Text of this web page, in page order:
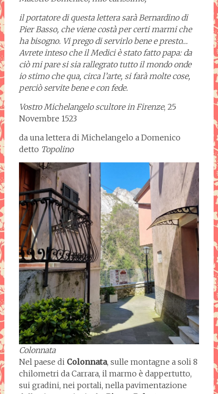
il portatore di questa lettera sarà Bernardino di
Pier Basso, che viene costà per certi marmi che
ha bisogno. Vi prego di servirlo bene e presto…
Avrete inteso che il Medici è stato fatto papa: da
ciò mi pare si sia rallegrato tutto il mondo onde
io stimo che qua, circa l’arte, si farà molte cose,
perciò servite bene e con fede.
Vostro Michelangelo scultore in Firenze, 25
Novembre 1523
da una lettera di Michelangelo a Domenico
detto Topolino
Colonnata
Nel paese di Colonnata, sulle montagne a soli 8
chilometri da Carrara, il marmo è dappertutto,
sui gradini, nei portali, nella pavimentazione